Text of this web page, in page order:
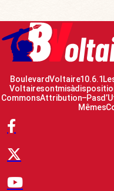
Boulevard Voltaire 10.6.1
Voltaire sont mis à
Commons Attribution – Pas
Mêmes